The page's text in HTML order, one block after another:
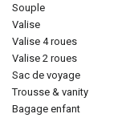
souple
valise
valise 4 roues
valise 2 roues
sac de voyage
trousse & vanity
bagage enfant